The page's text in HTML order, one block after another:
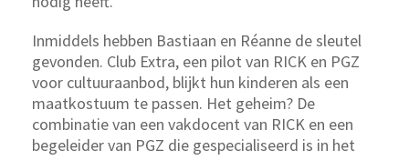
Inmiddels hebben Bastiaan en Réanne de sleutel
gevonden. Club Extra, een pilot van RICK en PGZ
voor cultuuraanbod, blijkt hun kinderen als een
maatkostuum te passen. Het geheim? De
combinatie van een vakdocent van RICK en een
begeleider van PGZ die gespecialiseerd is in het